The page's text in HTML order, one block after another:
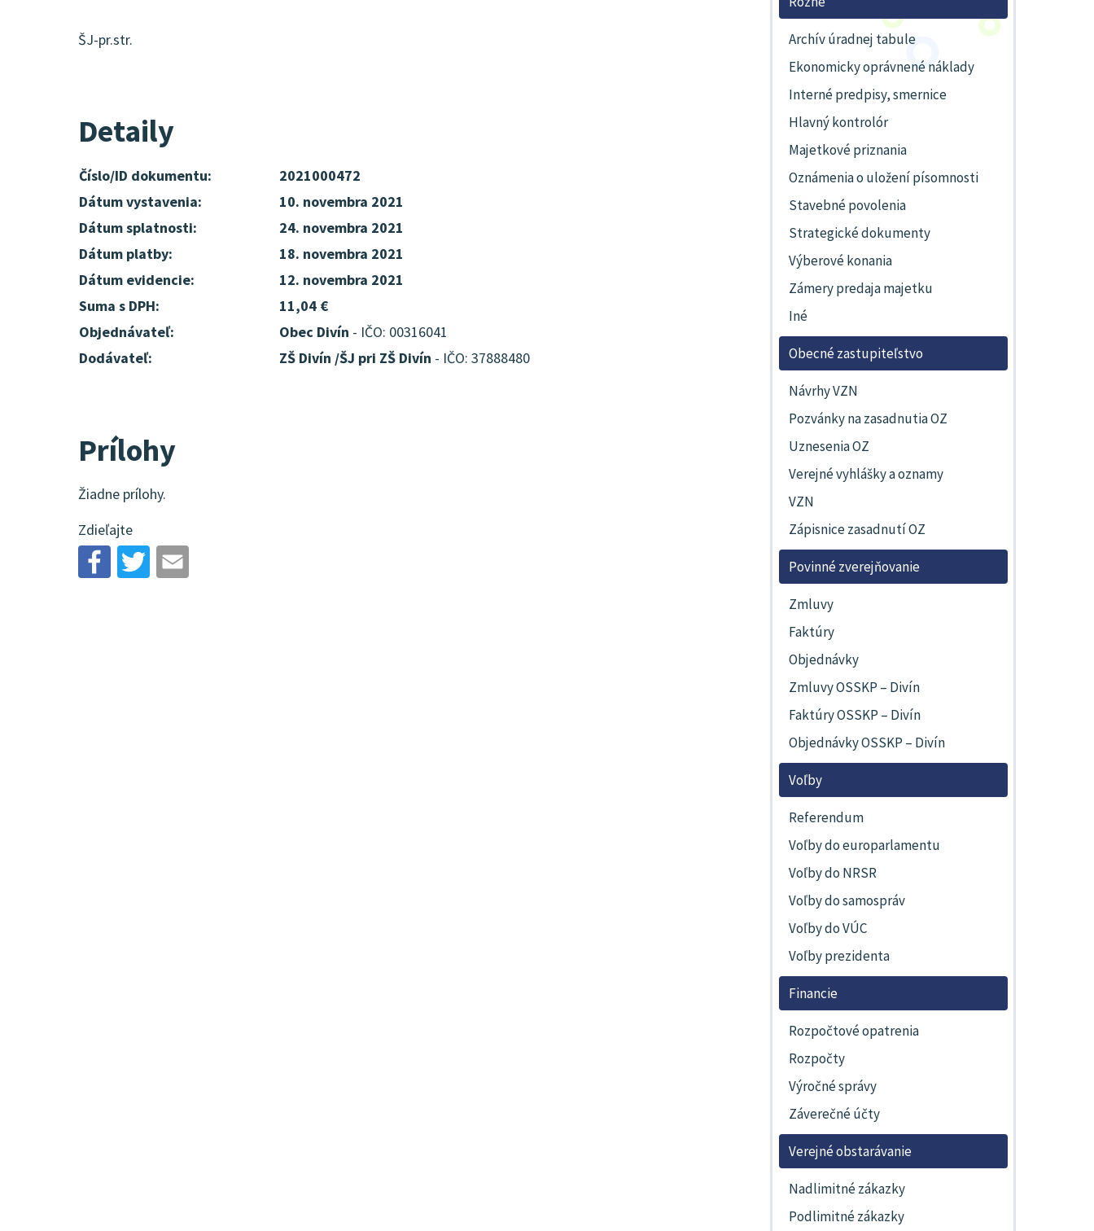
ŠJ-pr.str.
Detaily
Číslo/ID dokumentu:
2021000472
Dátum vystavenia:
10. novembra 2021
Dátum splatnosti:
24. novembra 2021
Dátum platby:
18. novembra 2021
Dátum evidencie:
12. novembra 2021
Suma s DPH:
11,04 €
Objednávateľ:
Obec Divín - IČO: 00316041
Dodávateľ:
ZŠ Divín /ŠJ pri ZŠ Divín - IČO: 37888480
Prílohy
Žiadne prílohy.
Zdieľajte
Archív úradnej tabule
Ekonomicky oprávnené náklady
Interné predpisy, smernice
Hlavný kontrolór
Majetkové priznania
Oznámenia o uložení písomnosti
Stavebné povolenia
Strategické dokumenty
Výberové konania
Zámery predaja majetku
Iné
Obecné zastupiteľstvo
Návrhy VZN
Pozvánky na zasadnutia OZ
Uznesenia OZ
Verejné vyhlášky a oznamy
VZN
Zápisnice zasadnutí OZ
Povinné zverejňovanie
Zmluvy
Faktúry
Objednávky
Zmluvy OSSKP – Divín
Faktúry OSSKP – Divín
Objednávky OSSKP – Divín
Voľby
Referendum
Voľby do europarlamentu
Voľby do NRSR
Voľby do samospráv
Voľby do VÚC
Voľby prezidenta
Financie
Rozpočtové opatrenia
Rozpočty
Výročné správy
Záverečné účty
Verejné obstarávanie
Nadlimitné zákazky
Podlimitné zákazky